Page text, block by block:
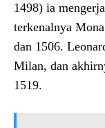
1498) ia
terkenalnya
dan 1506.
Milan, dan
1519.